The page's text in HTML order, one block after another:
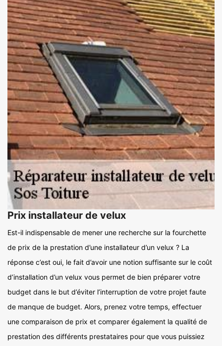
Prix installateur de velux
Est-il indispensable de mener une recherche sur la fourchette
de prix de la prestation d’une installateur d’un velux ? La
réponse c’est oui, le fait d’avoir une notion suffisante sur le coût
d’installation d’un velux vous permet de bien préparer votre
budget dans le but d’éviter l’interruption de votre projet faute
de manque de budget. Alors, prenez votre temps, effectuer
une comparaison de prix et comparer également la qualité de
prestation des différents prestataires pour que vous puissiez